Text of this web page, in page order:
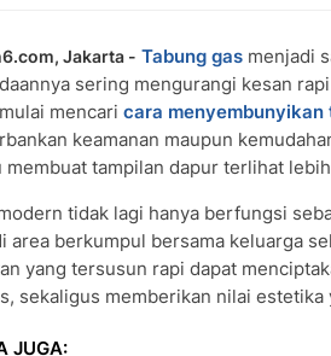
Jakarta - Tabung gas menjadi
sering mengurangi kesan
mencari cara menyembunyikan
keamanan maupun
membuat tampilan dapur terlihat
tidak lagi hanya berfungsi
area berkumpul bersama keluarga
yang tersusun rapi dapat
sekaligus memberikan nilai
JUGA: